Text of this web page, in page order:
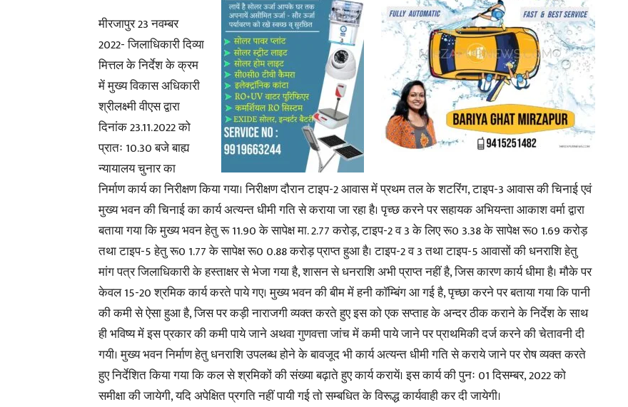
Today
Hindi
News
Paper
मीरजापुर 23 नवम्बर
2022- जिलाधिकारी दिव्या
मित्तल के निर्देश के क्रम
में मुख्य विकास अधिकारी
श्रीलक्ष्मी वीएस द्वारा
दिनांक 23.11.2022 को
प्रातः 10.30 बजे बाह्य
न्यायालय चुनार का
निर्माण कार्य का निरीक्षण किया गया। निरीक्षण दौरान टाइप-2 आवास में प्रथम तल के शटरिंग, टाइप-3 आवास की चिनाई एवं
मुख्य भवन की चिनाई का कार्य अत्यन्त धीमी गति से कराया जा रहा है। पृच्छ करने पर सहायक अभियन्ता आकाश वर्मा द्वारा
बताया गया कि मुख्य भवन हेतु रू 11.90 के सापेक्ष मा. 2.77 करोड़, टाइप-2 व 3 के लिए रू0 3.38 के सापेक्ष रू0 1.69 करोड़
तथा टाइप-5 हेतु रू0 1.77 के सापेक्ष रू0 0.88 करोड़ प्राप्त हुआ है। टाइप-2 व 3 तथा टाइप-5 आवासों की धनराशि हेतु
मांग पत्र जिलाधिकारी के हस्ताक्षर से भेजा गया है, शासन से धनराशि अभी प्राप्त नहीं है, जिस कारण कार्य धीमा है। मौके पर
केवल 15-20 श्रमिक कार्य करते पाये गए। मुख्य भवन की बीम में हनी काॅम्बिंग आ गई है, पृच्छा करने पर बताया गया कि पानी
की कमी से ऐसा हुआ है, जिस पर कड़ी नाराजगी व्यक्त करते हुए इस को एक सप्ताह के अन्दर ठीक कराने के निर्देश के साथ
ही भविष्य में इस प्रकार की कमी पाये जाने अथवा गुणवत्ता जांच में कमी पाये जाने पर प्राथमिकी दर्ज करने की चेतावनी दी
गयी। मुख्य भवन निर्माण हेतु धनराशि उपलब्ध होने के बावजूद भी कार्य अत्यन्त धीमी गति से कराये जाने पर रोष व्यक्त करते
हुए निर्देशित किया गया कि कल से श्रमिकों की संख्या बढ़ाते हुए कार्य करायें। इस कार्य की पुनः 01 दिसम्बर, 2022 को
समीक्षा की जायेगी, यदि अपेक्षित प्रगति नहीं पायी गई तो सम्बधित के विरूद्ध कार्यवाही कर दी जायेगी।